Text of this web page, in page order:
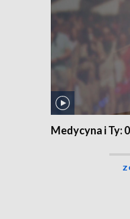
Medycyna i Ty: